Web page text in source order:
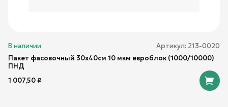
В наличии Артикул: 213-0020
Пакет фасовочный 30х40см 10 мкм евроблок (1000/10000)
ПНД
1 007,50₽